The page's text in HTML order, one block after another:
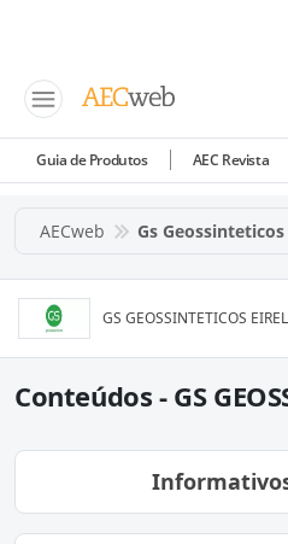
Guia de Produtos AEC Revista
AECweb Gs
GS GEOSSINTETICOS
Conteúdos - GS